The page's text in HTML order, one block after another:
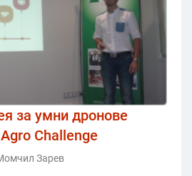
за умни дронове
Challenge
Зарев